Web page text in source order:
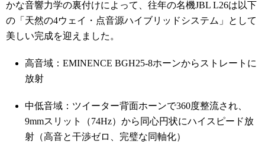
かな音響力学の裏付けによって、往年の名機JBL L26は以下
の「天然の4ウェイ・点音源ハイブリッドシステム」として
美しい完成を迎えました。
高音域：EMINENCE BGH25-8ホーンからストレートに
放射
中低音域：ツイーター背面ホーンで360度整流され、
9mmスリット（74Hz）から同心円状にハイスピード放
射（高音と干渉ゼロ、完璧な同軸化）